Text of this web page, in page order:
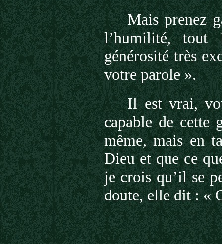
Mais prenez
l’humilité, tout
générosité très
votre parole ».
Il est vrai,
capable de cette
même, mais en
Dieu et que ce
je crois qu’il se
doute, elle dit : «